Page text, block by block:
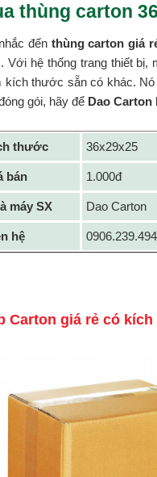
thùng carton
đến thùng carton giá
Với hệ thống trang thiết
kích thước sẵn có khác. Nó
gói, hãy để Dao Carton
thước 36x29x25
bán 1.000đ
máy SX Dao Carton
hệ 0906.239.494
Carton giá rẻ có